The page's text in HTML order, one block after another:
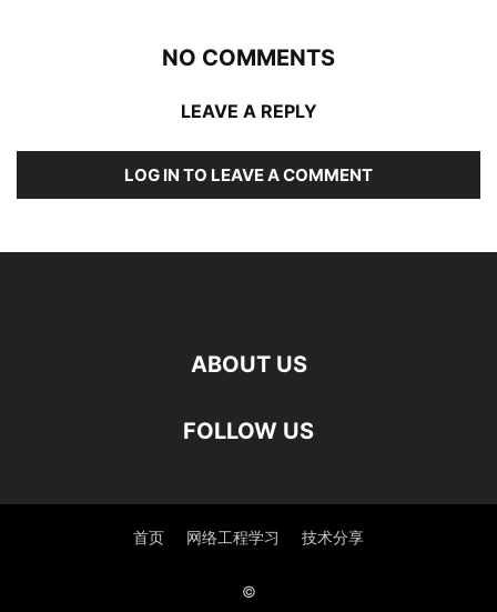
NO COMMENTS
LEAVE A REPLY
LOG IN TO LEAVE A COMMENT
ABOUT US
FOLLOW US
首页 网络工程学习 技术分享
©